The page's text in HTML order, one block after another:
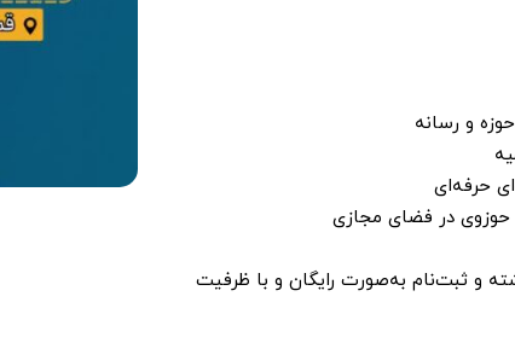
و رسانه
حرفه‌ای
حوزوی در فضای مجازی
روز ۳۰ بهمن‌ماه ادامه داشته و ثبت‌نام به‌صورت رایگان و با ظرفیت